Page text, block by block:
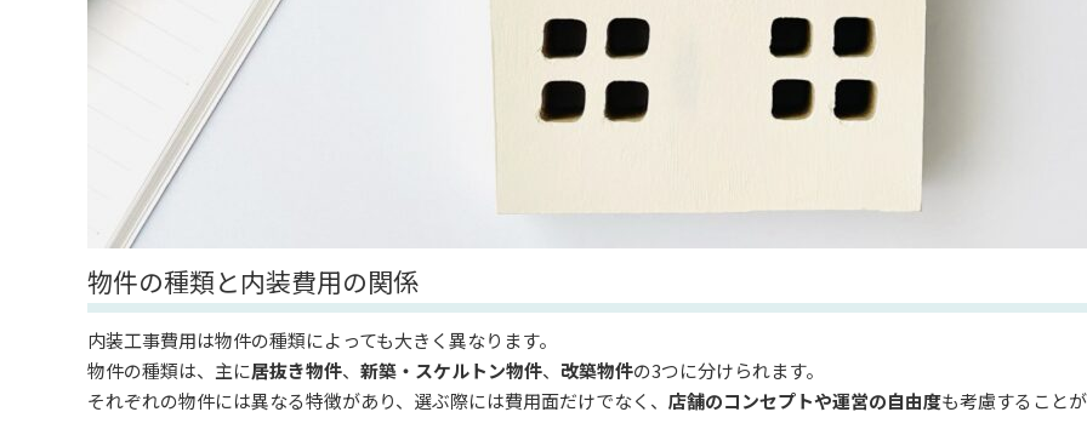
物件の種類と内装費用の関係
内装工事費用は物件の種類によっても大きく異なります。
物件の種類は、主に居抜き物件、 新築・スケルトン物件、 改築物件の3つに分けられます。
それぞれの物件には異なる特徴があり、選ぶ際には費用面だけでなく、 店舗のコンセプトや運営の自由度も考慮すること